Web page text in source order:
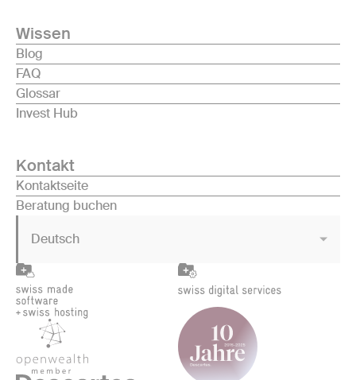
Wissen
Blog
FAQ
Glossar
Invest Hub
Kontakt
Kontaktseite
Beratung buchen
Deutsch